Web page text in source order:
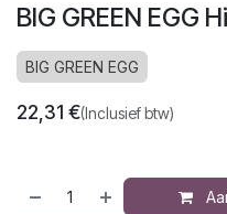
BIG GREEN EGG
BIG GREEN EGG
22,31 €(Inclusief btw)